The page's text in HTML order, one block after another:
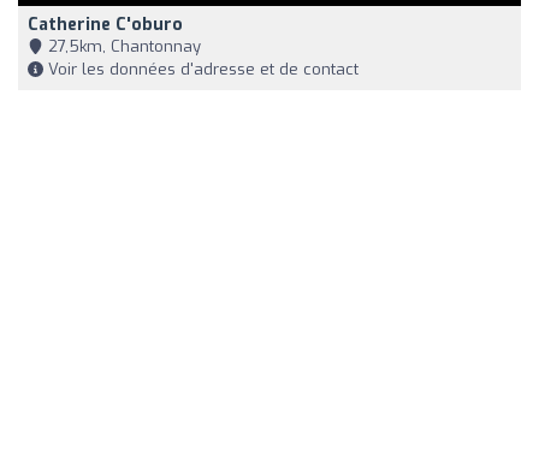
Catherine C'oburo
27,5km, Chantonnay
Voir les données d'adresse et de contact